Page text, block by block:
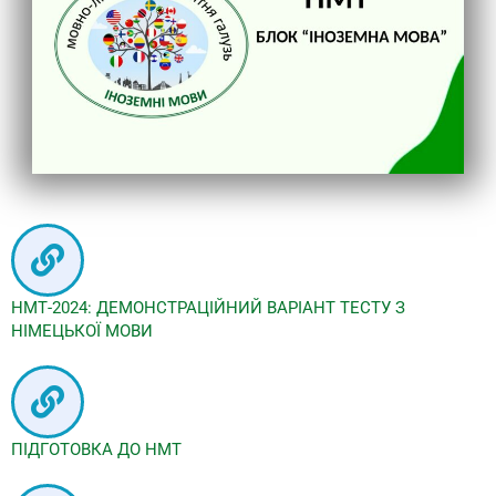
НМТ-2024: ДЕМОНСТРАЦІЙНИЙ ВАРІАНТ ТЕСТУ З
НІМЕЦЬКОЇ МОВИ
ПІДГОТОВКА ДО НМТ